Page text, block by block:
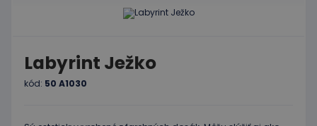
Labyrint Ježko
kód: 50 A1030